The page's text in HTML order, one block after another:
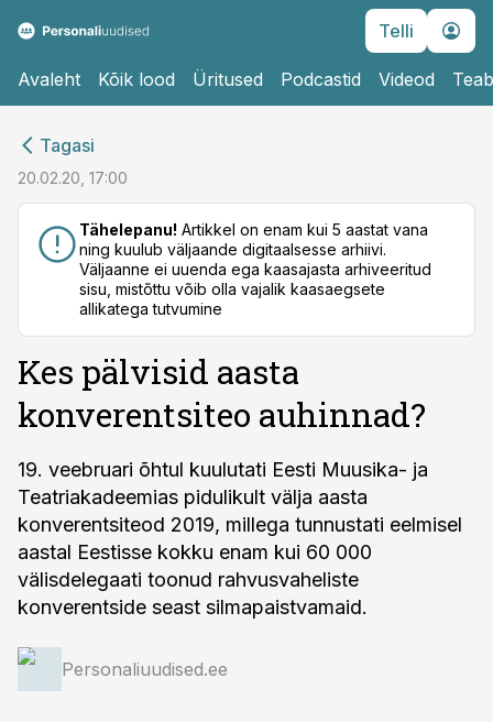
Telli
Avaleht Kõik lood Üritused Podcastid Videod
Tagasi
20.02.20, 17:00
Tähelepanu! Artikkel on enam kui 5 aastat vana
ning kuulub väljaande digitaalsesse arhiivi.
Väljaanne ei uuenda ega kaasajasta arhiveeritud
sisu, mistõttu võib olla vajalik kaasaegsete
allikatega tutvumine
Kes pälvisid aasta
konverentsiteo auhinnad?
19. veebruari õhtul kuulutati Eesti Muusika- ja
Teatriakadeemias pidulikult välja aasta
konverentsiteod 2019, millega tunnustati eelmisel
aastal Eestisse kokku enam kui 60 000
välisdelegaati toonud rahvusvaheliste
konverentside seast silmapaistvamaid.
Personaliuudised.ee